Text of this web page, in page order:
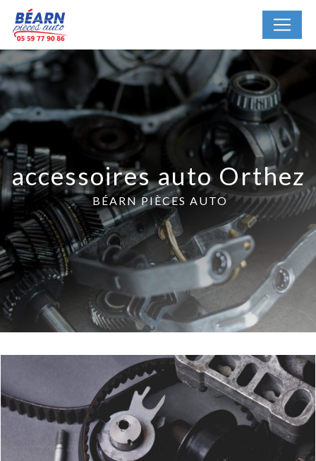
accessoires auto Orthez
BÉARN PIÈCES AUTO
Panneau de gestion des cookies